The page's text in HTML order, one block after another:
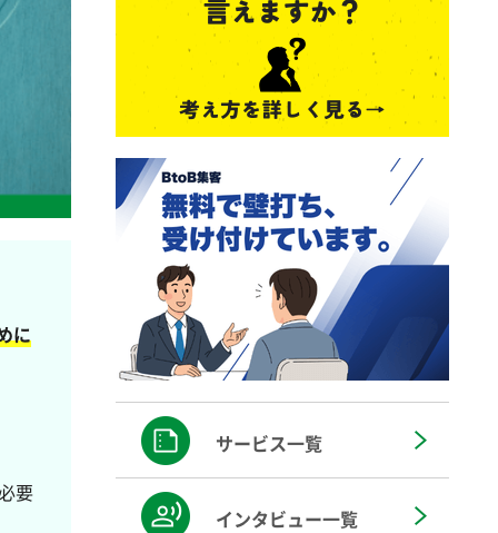
に
要
サービス一覧
インタビュー一覧